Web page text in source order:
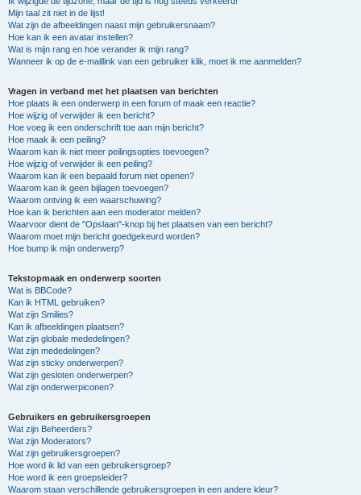
Mijn taal zit niet in de lijst!
Wat zijn de afbeeldingen naast mijn gebruikersnaam?
Hoe kan ik een avatar instellen?
Wat is mijn rang en hoe verander ik mijn rang?
Wanneer ik op de e-maillink van een gebruiker klik, moet ik me aanmelden?
Vragen in verband met het plaatsen van berichten
Hoe plaats ik een onderwerp in een forum of maak een reactie?
Hoe wijzig of verwijder ik een bericht?
Hoe voeg ik een onderschrift toe aan mijn bericht?
Hoe maak ik een peiling?
Waarom kan ik niet meer peilingsopties toevoegen?
Hoe wijzig of verwijder ik een peiling?
Waarom kan ik een bepaald forum niet openen?
Waarom kan ik geen bijlagen toevoegen?
Waarom ontving ik een waarschuwing?
Hoe kan ik berichten aan een moderator melden?
Waarvoor dient de "Opslaan"-knop bij het plaatsen van een bericht?
Waarom moet mijn bericht goedgekeurd worden?
Hoe bump ik mijn onderwerp?
Tekstopmaak en onderwerp soorten
Wat is BBCode?
Kan ik HTML gebruiken?
Wat zijn Smilies?
Kan ik afbeeldingen plaatsen?
Wat zijn globale mededelingen?
Wat zijn mededelingen?
Wat zijn sticky onderwerpen?
Wat zijn gesloten onderwerpen?
Wat zijn onderwerpiconen?
Gebruikers en gebruikersgroepen
Wat zijn Beheerders?
Wat zijn Moderators?
Wat zijn gebruikersgroepen?
Hoe word ik lid van een gebruikersgroep?
Hoe word ik een groepsleider?
Waarom staan verschillende gebruikersgroepen in een andere kleur?